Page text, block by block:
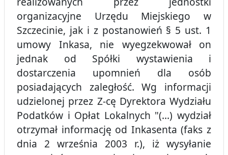
organizacyjne Urzędu Miejskiego w
Szczecinie, jak i z postanowień § 5 ust. 1
umowy Inkasa, nie wyegzekwował on
jednak od Spółki wystawienia i
dostarczenia upomnień dla osób
posiadających zaległość. Wg informacji
udzielonej przez Z-cę Dyrektora Wydziału
Podatków i Opłat Lokalnych "(...) wydział
otrzymał informację od Inkasenta (faks z
dnia 2 września 2003 r.), iż wysyłanie